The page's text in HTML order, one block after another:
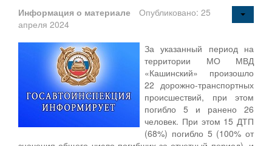
Информация о материале
Опубликовано: 25
апреля 2024
За указанный период на
территории МО МВД
«Кашинский» произошло
22 дорожно-транспортных
происшествий, при этом
погибло 5 и ранено 26
человек. При этом 15 ДТП
(68%) погибло 5 (100% от